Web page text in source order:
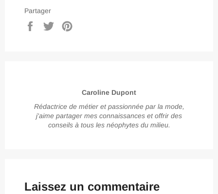
Partager
PartagerTweeter
sur
Caroline Dupont
Rédactrice de métier et passionnée par la mode,
j'aime partager mes connaissances et offrir des
conseils à tous les néophytes du milieu.
Laissez un commentaire